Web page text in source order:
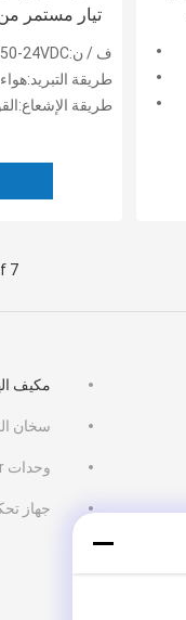
تيار مستمر من
لأكشاك العرضف / ن:ATA050-24VDC
طريقة التبريد:هواء
طريقة
7
مكيف
سخان
وحدات Peltier الحرارية الكهربائية
جهاز